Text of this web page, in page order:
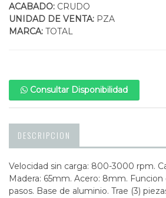
ACABADO: CRUDO
UNIDAD DE VENTA: PZA
MARCA: TOTAL
Consultar Disponibilidad
DESCRIPCION
Velocidad sin carga: 800-3000 rpm.
Madera: 65mm. Acero: 8mm.
pasos. Base de aluminio. Trae (3)